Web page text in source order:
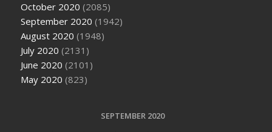
October 2020 (2085)
September 2020 (1942)
August 2020 (1948)
July 2020 (2131)
June 2020 (2101)
May 2020 (823)
SEPTEMBER 2020